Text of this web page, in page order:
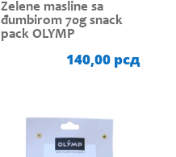
Zelene masline sa
đumbirom 70g snack
pack OLYMP
140,00 рсд